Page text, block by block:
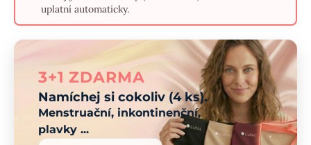
uplatní automaticky.
3+1 ZDARMA
Namíchej si cokoliv (4 ks).
Menstruační, inkontinenční,
plavky ...